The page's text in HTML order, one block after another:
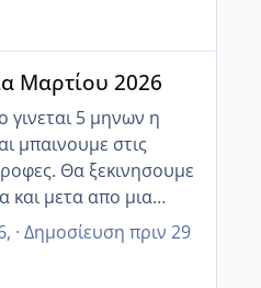
Μαρτίου 2026
γινεται 5 μηνων η
Θα ξεκινησουμε
και μετα απο μια
θα βαλουμε τα
το κρεας.
, · Δημοσίευση πριν 29